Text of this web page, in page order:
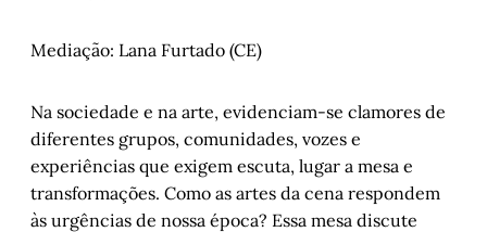
Mediação: Lana Furtado (CE)
Na sociedade e na arte, evidenciam-se clamores de
diferentes grupos, comunidades, vozes e
experiências que exigem escuta, lugar a mesa e
transformações. Como as artes da cena respondem
às urgências de nossa época? Essa mesa discute